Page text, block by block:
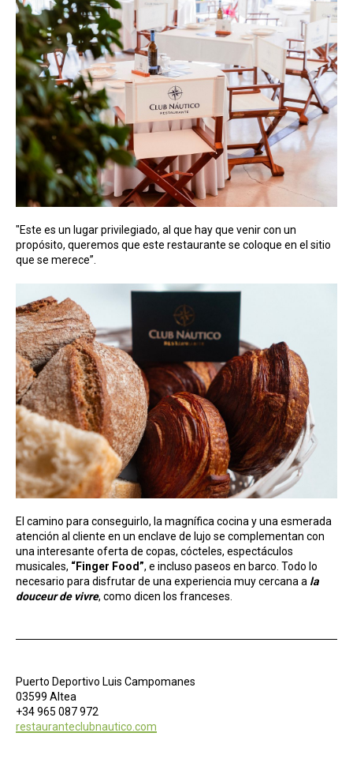
"Este es un lugar privilegiado, al que hay que venir con un
propósito, queremos que este restaurante se coloque en el sitio
que se merece”.
El camino para conseguirlo, la magnífica cocina y una esmerada
atención al cliente en un enclave de lujo se complementan con
una interesante oferta de copas, cócteles, espectáculos
musicales, “Finger Food”, e incluso paseos en barco. Todo lo
necesario para disfrutar de una experiencia muy cercana a la
douceur de vivre, como dicen los franceses.
Puerto Deportivo Luis Campomanes
03599 Altea
+34 965 087 972
restauranteclubnautico.com